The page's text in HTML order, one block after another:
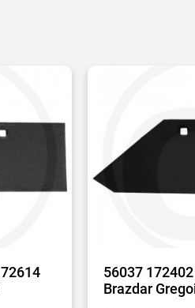
56037
Brazdar